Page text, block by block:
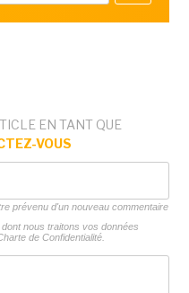
EN TANT QUE
VOUS
prévenu d'un nouveau commentaire
nous traitons vos données
de Confidentialité.